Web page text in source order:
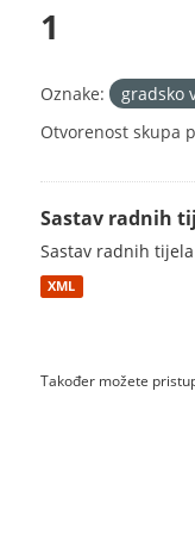
1
Oznake: gradsko
Otvorenost skupa
Sastav radnih
Sastav radnih
XML
Također možete